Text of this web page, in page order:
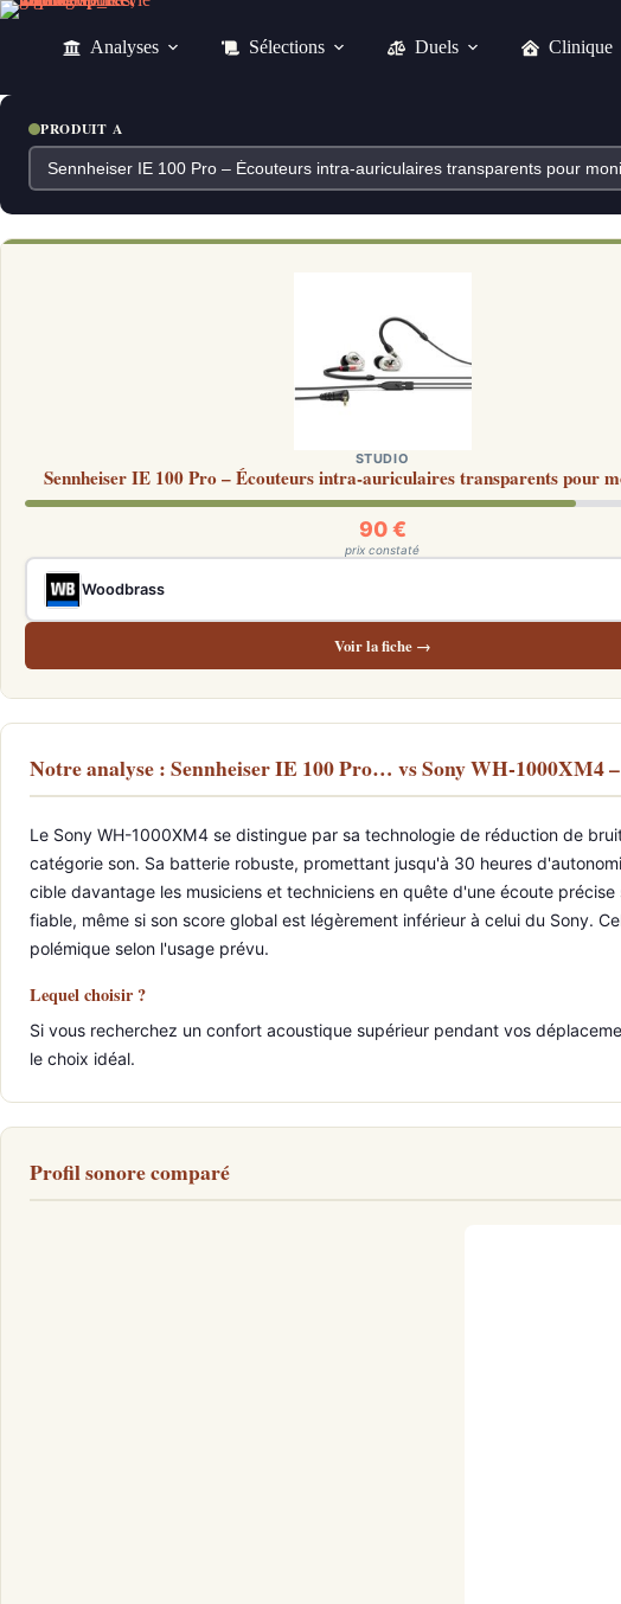
Passer
Analyses Sélections Duels Clinique
PRODUIT A
STUDIO
Sennheiser IE 100 Pro – Écouteurs intra-auriculaires transparents pour
90 €
prix constaté
Woodbrass
Voir la fiche →
Notre analyse : Sennheiser IE 100 Pro… vs Sony WH-1000XM4
Le Sony WH-1000XM4 se distingue par sa technologie de réduction de
catégorie son. Sa batterie robuste, promettant jusqu'à 30 heures
cible davantage les musiciens et techniciens en quête d'une écoute
fiable, même si son score global est légèrement inférieur à celui du Sony.
polémique selon l'usage prévu.
Lequel choisir ?
Si vous recherchez un confort acoustique supérieur pendant vos
le choix idéal.
Profil sonore comparé